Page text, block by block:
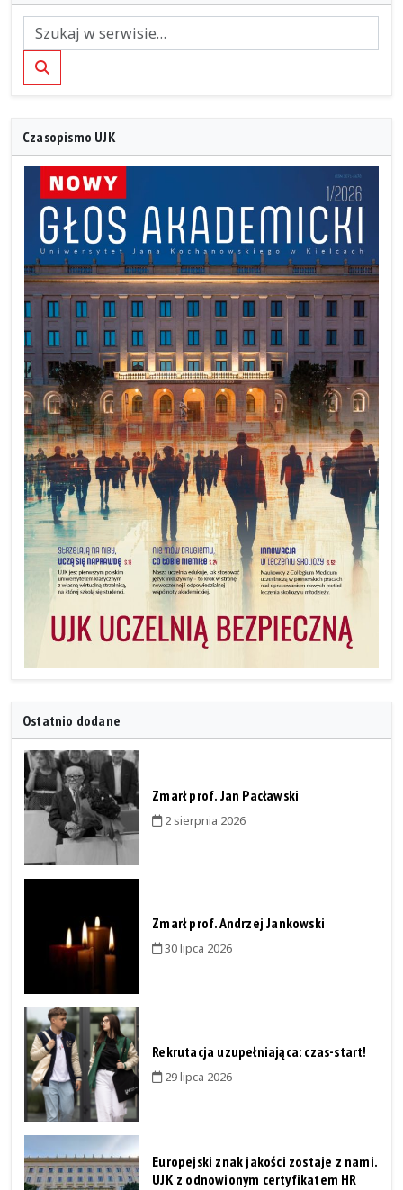
Szukaj
Czasopismo UJK
Ostatnio dodane
Zmarł prof. Jan Pacławski
2 sierpnia 2026
Zmarł prof. Andrzej Jankowski
30 lipca 2026
Rekrutacja uzupełniająca: czas-start!
29 lipca 2026
Europejski znak jakości zostaje z nami.
UJK z odnowionym certyfikatem HR